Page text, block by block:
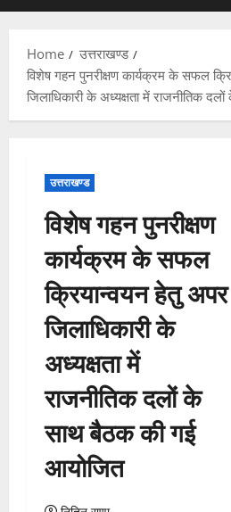
Home
उत्तराखण्ड
विशेष गहन पुनरीक्षण कार्यक्रम के सफल
जिलाधिकारी के अध्यक्षता में राजनीतिक
उत्तराखण्ड
विशेष गहन पुनरीक्षण
कार्यक्रम के सफल
क्रियान्वयन हेतु अपर
जिलाधिकारी के
अध्यक्षता में
राजनीतिक दलों के
साथ बैठक की गई
आयोजित